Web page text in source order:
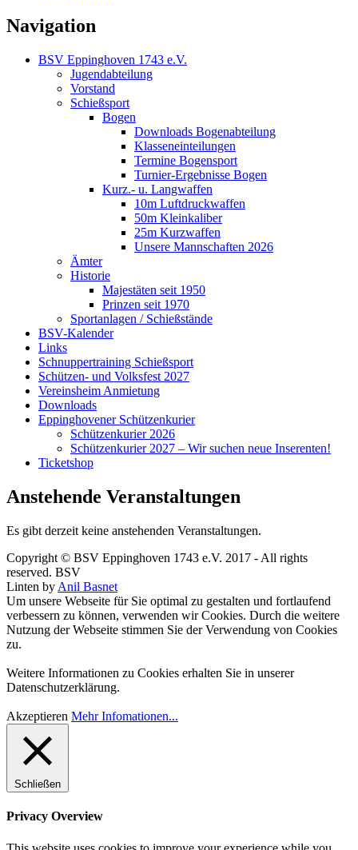
Navigation
BSV Eppinghoven 1743 e.V.
Jugendabteilung
Vorstand
Schießsport
Bogen
Downloads Bogenabteilung
Klasseneinteilungen
Termine Bogensport
Turnier-Ergebnisse Bogen
Kurz.- u. Langwaffen
10m Luftdruckwaffen
50m Kleinkaliber
25m Kurzwaffen
Unsere Mannschaften 2026
Ämter
Historie
Majestäten seit 1950
Prinzen seit 1970
Sportanlagen / Schießstände
BSV-Kalender
Links
Schnuppertraining Schießsport
Schützen- und Volksfest 2027
Vereinsheim Anmietung
Downloads
Eppinghovener Schützenkurier
Schützenkurier 2026
Schützenkurier 2027 – Wir suchen neue Inserenten!
Ticketshop
Anstehende Veranstaltungen
Es gibt derzeit keine anstehenden Veranstaltungen.
Copyright © BSV Eppinghoven 1743 e.V. 2017 - All rights
reserved. BSV
Linten by Anil Basnet
Um unsere Webseite für Sie optimal zu gestalten und fortlaufend
verbessern zu können, verwenden wir Cookies. Durch die weitere
Nutzung der Webseite stimmen Sie der Verwendung von Cookies
zu.
Weitere Informationen zu Cookies erhalten Sie in unserer
Datenschutzerklärung.
Akzeptieren Mehr Infomationen...
Schließen
Privacy Overview